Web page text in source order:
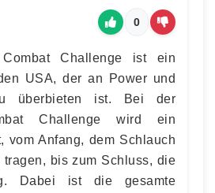
0
Challenge ist ein
USA, der an Power und
überbieten ist. Bei der
Challenge wird ein
vom Anfang, dem Schlauch
tragen, bis zum Schluss, die
Dabei ist die gesamte